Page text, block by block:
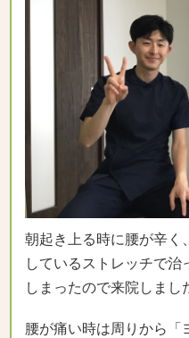
朝起き上る時に腰が辛く
しているストレッチで治
しまったので来院しまし
腰が痛い時は周りから「